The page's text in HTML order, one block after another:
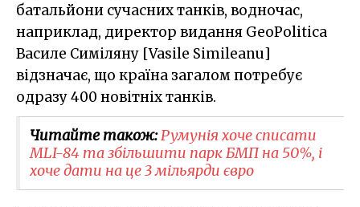
батальйони сучасних танків, водночас,
наприклад, директор видання GeoPolitica
Василе Симіляну [Vasile Simileanu]
відзначає, що країна загалом потребує
одразу 400 новітніх танків.
Читайте також:Румунія хоче списати
MLI-84 та збільшити парк БМП на 50%, і
хоче дати на це 3 мільярди євро